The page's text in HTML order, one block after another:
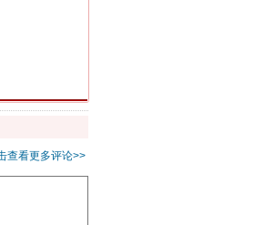
查看更多评论>>